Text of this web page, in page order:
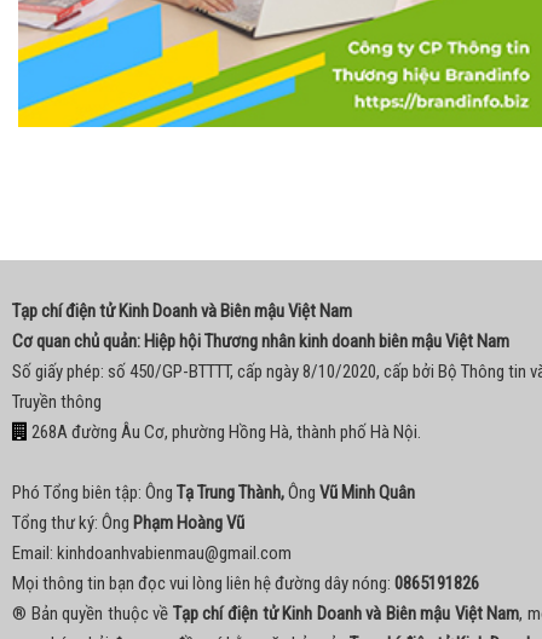
Tạp chí điện tử Kinh Doanh và Biên mậu Việt Nam
Cơ quan chủ quản: Hiệp hội Thương nhân kinh doanh biên mậu Việt Nam
Số giấy phép: số 450/GP-BTTTT, cấp ngày 8/10/2020, cấp bởi Bộ Thông tin
Truyền thông
268A đường Âu Cơ, phường Hồng Hà, thành phố Hà Nội.
Phó Tổng biên tập: Ông Tạ Trung Thành,Ông Vũ Minh Quân
Tổng thư ký: Ông Phạm Hoàng Vũ
Email: kinhdoanhvabienmau@gmail.com
Mọi thông tin bạn đọc vui lòng liên hệ đường dây nóng: 0865191826
® Bản quyền thuộc về Tạp chí điện tử Kinh Doanh và Biên mậu Việt Nam,